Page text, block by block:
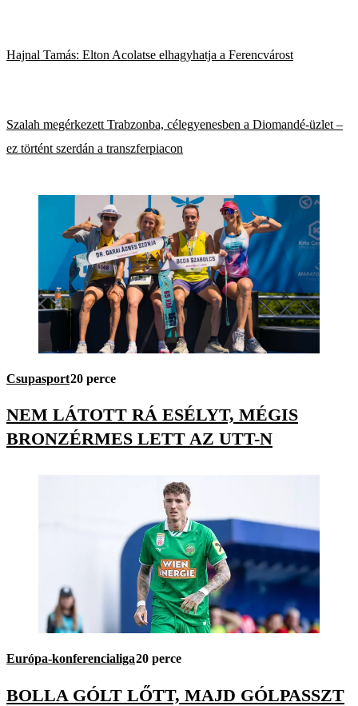
Hajnal Tamás: Elton Acolatse elhagyhatja a Ferencvárost
Szalah megérkezett Trabzonba, célegyenesben a Diomandé-üzlet –
ez történt szerdán a transzferpiacon
Csupasport20 perce
NEM LÁTOTT RÁ ESÉLYT, MÉGIS
BRONZÉRMES LETT AZ UTT-N
Európa-konferencialiga20 perce
BOLLA GÓLT LŐTT, MAJD GÓLPASSZT